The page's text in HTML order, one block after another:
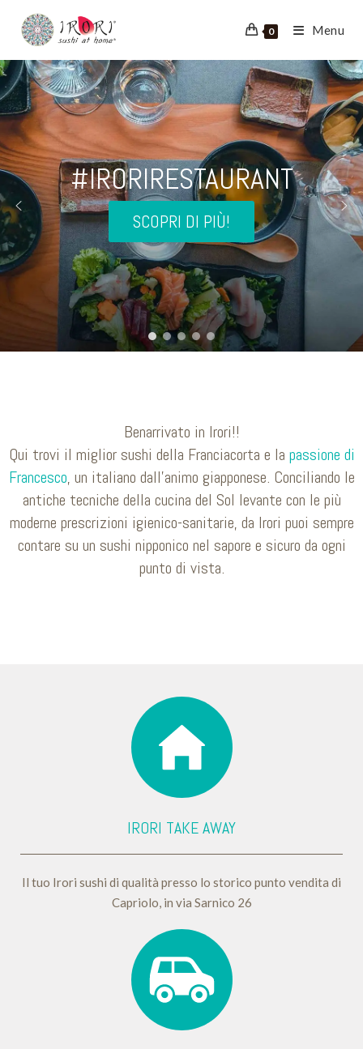
0 Menu
#IRORIRESTAURANT
SCOPRI DI PIÙ!
Benarrivato in Irori!!
Qui trovi il miglior sushi della Franciacorta e la passione di
Francesco, un italiano dall’animo giapponese. Conciliando le
antiche tecniche della cucina del Sol levante con le più
moderne prescrizioni igienico-sanitarie, da Irori puoi sempre
contare su un sushi nipponico nel sapore e sicuro da ogni
punto di vista.
IRORI TAKE AWAY
Il tuo Irori sushi di qualità presso lo storico punto vendita di
Capriolo, in via Sarnico 26